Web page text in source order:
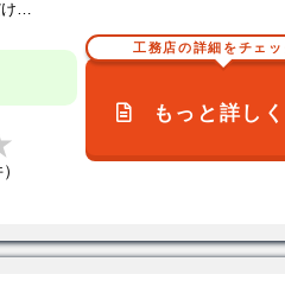
け…
工務店の詳細をチェッ
もっと詳し